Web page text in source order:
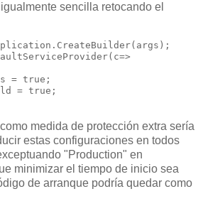
sencilla retocando el
= true;
= true;
medida de protección extra sería
estas configuraciones en todos
"Production" en
minimizar el tiempo de inicio sea
de arranque podría quedar como